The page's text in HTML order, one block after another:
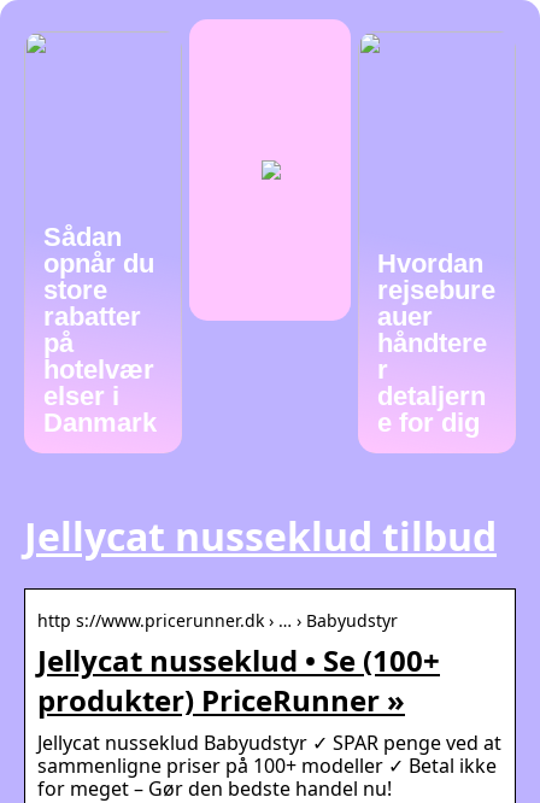
Sådan
opnår du
store
rabatter
på
hotelvær
elser i
Danmark
Hvordan
rejsebure
auer
håndtere
r
detaljern
e for dig
Jellycat nusseklud tilbud
http s://www.pricerunner.dk › … › Babyudstyr
Jellycat nusseklud • Se (100+
produkter) PriceRunner »
Jellycat nusseklud Babyudstyr ✓ SPAR penge ved at
sammenligne priser på 100+ modeller ✓ Betal ikke
for meget – Gør den bedste handel nu!